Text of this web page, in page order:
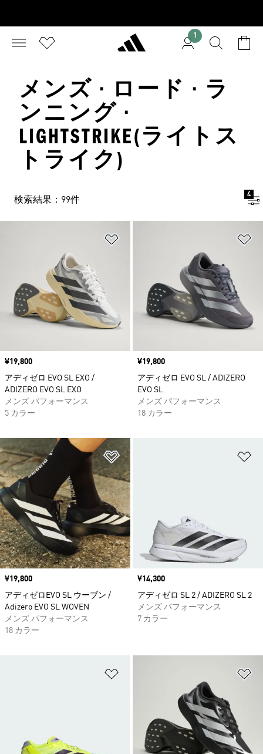
1
メンズ · ロード · ラ
ンニング ·
LIGHTSTRIKE(ライトス
トライク)
検索結果：99件
4
価格
¥19,800
アディゼロ EVO SL EXO /
ADIZERO EVO SL EXO
メンズ パフォーマンス
5 カラー
価格
¥19,800
アディゼロ EVO SL / ADIZERO
EVO SL
メンズ パフォーマンス
18 カラー
ほしいものリストに追加
価格
¥19,800
アディゼロEVO SL ウーブン /
Adizero EVO SL WOVEN
メンズ パフォーマンス
18 カラー
価格
¥14,300
アディゼロ SL 2 / ADIZERO SL 2
メンズ パフォーマンス
7 カラー